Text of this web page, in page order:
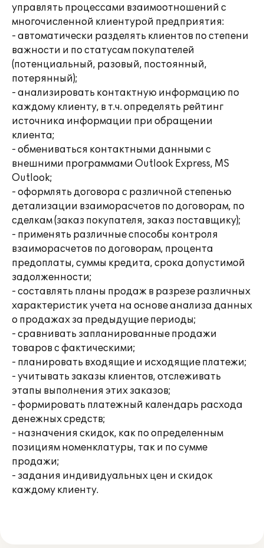
управлять процессами взаимоотношений с
многочисленной клиентурой предприятия:
- автоматически разделять клиентов по степени
важности и по статусам покупателей
(потенциальный, разовый, постоянный,
потерянный);
- анализировать контактную информацию по
каждому клиенту, в т.ч. определять рейтинг
источника информации при обращении
клиента;
- обмениваться контактными данными с
внешними программами Outlook Express, MS
Outlook;
- оформлять договора с различной степенью
детализации взаиморасчетов по договорам, по
сделкам (заказ покупателя, заказ поставщику);
- применять различные способы контроля
взаиморасчетов по договорам, процента
предоплаты, суммы кредита, срока допустимой
задолженности;
- составлять планы продаж в разрезе различных
характеристик учета на основе анализа данных
о продажах за предыдущие периоды;
- сравнивать запланированные продажи
товаров с фактическими;
- планировать входящие и исходящие платежи;
- учитывать заказы клиентов, отслеживать
этапы выполнения этих заказов;
- формировать платежный календарь расхода
денежных средств;
- назначения скидок, как по определенным
позициям номенклатуры, так и по сумме
продажи;
- задания индивидуальных цен и скидок
каждому клиенту.